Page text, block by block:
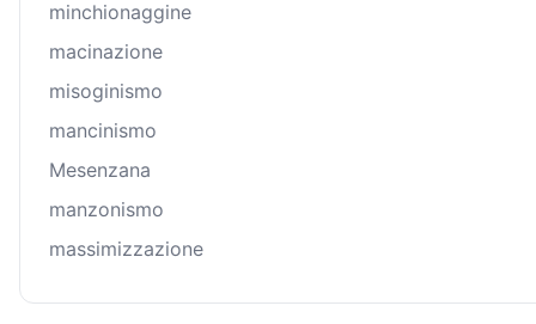
minchionaggine
macinazione
misoginismo
mancinismo
Mesenzana
manzonismo
massimizzazione